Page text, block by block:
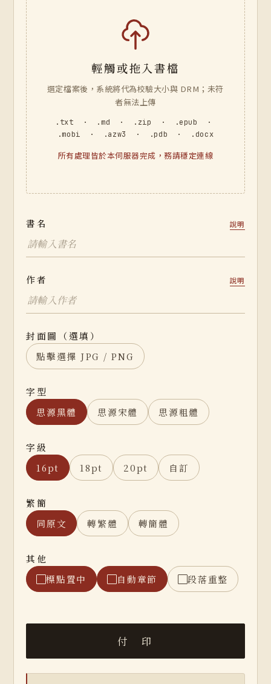
輕觸或拖入書檔
選定檔案後，系統將代為校驗大小與 DRM；未符
者無法上傳
.txt · .md · .zip · .epub ·
.mobi · .azw3 · .pdb · .docx
所有處理皆於本伺服器完成，務請穩定連線
書名 說明
作者 說明
封面圖（選填）
點擊選擇 JPG / PNG
字型
思源黑體
思源宋體 思源粗體
字級
16pt
18pt 20pt 自訂
繁簡
同原文
轉繁體 轉簡體
其他
標點置中
自動章節 段落重整